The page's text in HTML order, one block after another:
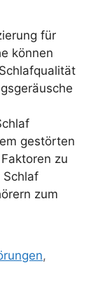
für
können
gestörten
zu
Schlaf
zum
,